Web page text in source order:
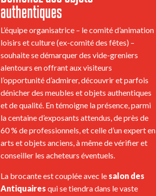
authentiques
L’équipe organisatrice – le comité d’animation
loisirs et culture (ex-comité des fêtes) –
souhaite se démarquer des vide-greniers
alentours en offrant aux visiteurs
l’opportunité d’admirer, découvrir et parfois
dénicher des meubles et objets authentiques
et de qualité. En témoigne la présence, parmi
la centaine d’exposants attendus, de près de
60 % de professionnels, et celle d’un expert en
arts et objets anciens, à même de vérifier et
conseiller les acheteurs éventuels.
La brocante est couplée avec le salon des
Antiquaires qui se tiendra dans le vaste